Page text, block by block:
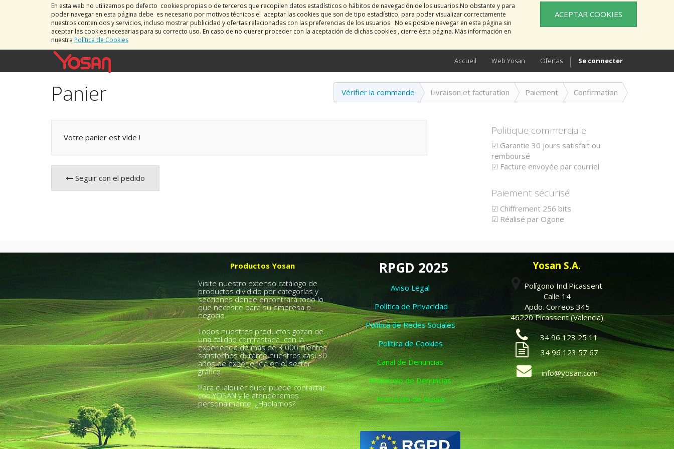
En esta web no utilizamos po defecto cookies propias o de terceros que recopilen datos estadísticos o hábitos de navegación de los usuarios.No obstante y para
poder navegar en esta página debe es necesario por motivos técnicos el aceptar las cookies que son de tipo estadístico, para poder visualizar correctamente
nuestros contenidos y servicios, incluso mostrar publicidad y ofertas relacionadas con las preferencias de los usuarios. No es posible navegar en esta página sin
aceptar las cookies necesarias para su correcto uso. En caso de no querer proceder con la aceptación de dichas cookies , cierre ésta página. Más información en
nuestra Política de Cookies
ACEPTAR COOKIES
Accueil Web Yosan Ofertas Se connecter
Vérifier la commande Livraison et facturation Paiement Confirmation
Panier
Votre panier est vide !
Seguir con el pedido
Politique commerciale
☑ Garantie 30 jours satisfait ou
remboursé
☑ Facture envoyée par courriel
Paiement sécurisé
☑ Chiffrement 256 bits
☑ Réalisé par Ogone
Productos Yosan
Visite nuestro extenso catálogo de
productos dividido por categorías y
secciones donde encontrará todo lo
que necesite para su empresa o
negocio.
Todos nuestros productos gozan de
una calidad contrastada con la
experiencia de más de 3.000 clientes
satisfechos durante nuestros casi 30
años de experiencia en el sector
gráfico.
Para cualquier duda puede contactar
con YOSAN y le atenderemos
personalmente. ¿Hablamos?
RPGD 2025
Aviso Legal
Política de Privacidad
Política de Redes Sociales
Política de Cookies
Canal de Denuncias
Protocolo de Denuncias
Protocolo de Acoso
Yosan S.A.
Polígono Ind.Picassent
Calle 14
Apdo. Correos 345
46220 Picassent (Valencia)
34 96 123 25 11
34 96 123 57 67
info@yosan.com